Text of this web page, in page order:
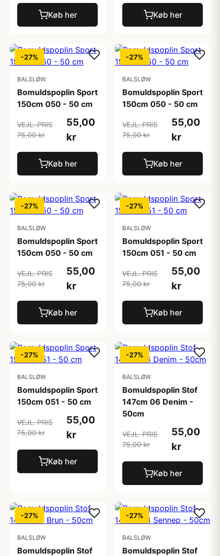
Køb her Køb her
-27%
BALSLØW
Bomuldspoplin Sport
150cm 050 - 50 cm
VEJL. PRIS
75,00 kr
55,00
kr
Køb her
-27%
BALSLØW
Bomuldspoplin Sport
150cm 050 - 50 cm
VEJL. PRIS
75,00 kr
55,00
kr
Køb her
-27%
BALSLØW
Bomuldspoplin Sport
150cm 050 - 50 cm
VEJL. PRIS
75,00 kr
55,00
kr
Køb her
-27%
BALSLØW
Bomuldspoplin Sport
150cm 051 - 50 cm
VEJL. PRIS
75,00 kr
55,00
kr
Køb her
-27%
BALSLØW
Bomuldspoplin Sport
150cm 051 - 50 cm
VEJL. PRIS
75,00 kr
55,00
kr
Køb her
-27%
BALSLØW
Bomuldspoplin Stof
147cm 06 Denim -
50cm
VEJL. PRIS
75,00 kr
55,00
kr
Køb her
-27%
BALSLØW
Bomuldspoplin Stof
-27%
BALSLØW
Bomuldspoplin Stof